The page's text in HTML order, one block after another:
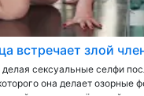
встречает злой
сексуальные селфи
она делает озорные